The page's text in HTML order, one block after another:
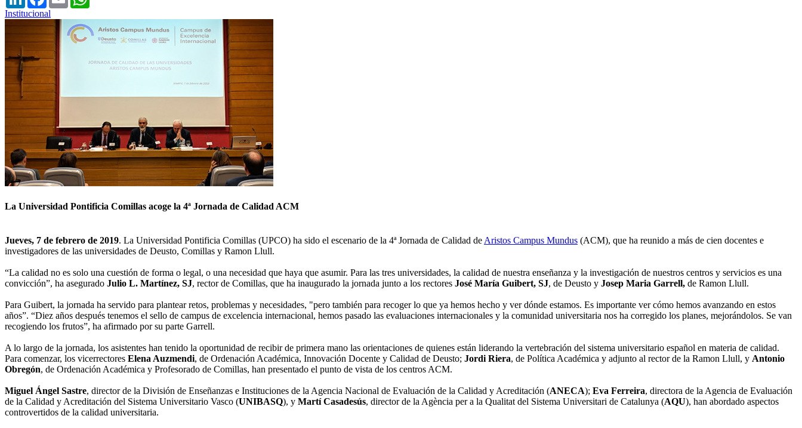
Institucional
La Universidad Pontificia Comillas acoge la 4ª Jornada de Calidad ACM
Jueves, 7 de febrero de 2019. La Universidad Pontificia Comillas (UPCO) ha sido el escenario de la 4ª Jornada de Calidad de Aristos Campus Mundus (ACM), que ha reunido a más de cien docentes e
investigadores de las universidades de Deusto, Comillas y Ramon Llull.
“La calidad no es solo una cuestión de forma o legal, o una necesidad que haya que asumir. Para las tres universidades, la calidad de nuestra enseñanza y la investigación de nuestros centros y servicios es una
convicción”, ha asegurado Julio L. Martínez, SJ, rector de Comillas, que ha inaugurado la jornada junto a los rectores José María Guibert, SJ, de Deusto y Josep Maria Garrell, de Ramon Llull.
Para Guibert, la jornada ha servido para plantear retos, problemas y necesidades, "pero también para recoger lo que ya hemos hecho y ver dónde estamos. Es importante ver cómo hemos avanzando en estos
años”. “Diez años después tenemos el sello de campus de excelencia internacional, hemos pasado las evaluaciones internacionales y la comunidad universitaria nos ha corregido los planes, mejorándolos. Se van
recogiendo los frutos”, ha afirmado por su parte Garrell.
A lo largo de la jornada, los asistentes han tenido la oportunidad de recibir de primera mano las orientaciones de quienes están liderando la vertebración del sistema universitario español en materia de calidad.
Para comenzar, los vicerrectores Elena Auzmendi, de Ordenación Académica, Innovación Docente y Calidad de Deusto; Jordi Riera, de Política Académica y adjunto al rector de la Ramon Llull, y Antonio
Obregón, de Ordenación Académica y Profesorado de Comillas, han presentado el punto de vista de los centros ACM.
Miguel Ángel Sastre, director de la División de Enseñanzas e Instituciones de la Agencia Nacional de Evaluación de la Calidad y Acreditación (ANECA); Eva Ferreira, directora de la Agencia de Evaluación
de la Calidad y Acreditación del Sistema Universitario Vasco (UNIBASQ), y Martí Casadesús, director de la Agència per a la Qualitat del Sistema Universitari de Catalunya (AQU), han abordado aspectos
controvertidos de la calidad universitaria.